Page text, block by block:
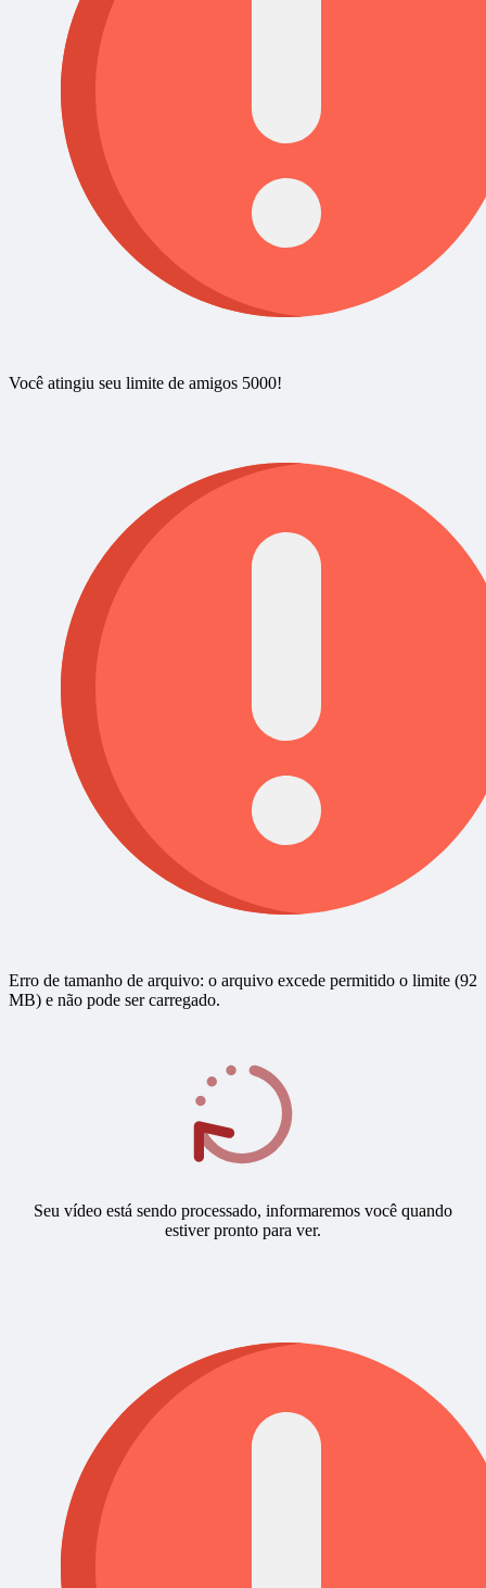
Você atingiu seu limite de amigos 5000!
Erro de tamanho de arquivo: o arquivo excede permitido o limite (92
MB) e não pode ser carregado.
Seu vídeo está sendo processado, informaremos você quando
estiver pronto para ver.